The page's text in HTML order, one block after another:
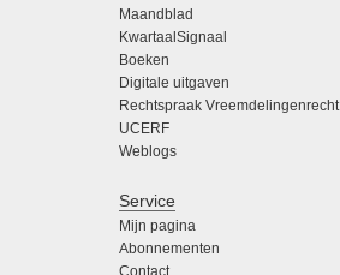
Maandblad
KwartaalSignaal
Boeken
Digitale uitgaven
Rechtspraak Vreemdelingenrecht
UCERF
Weblogs
Service
Mijn pagina
Abonnementen
Contact